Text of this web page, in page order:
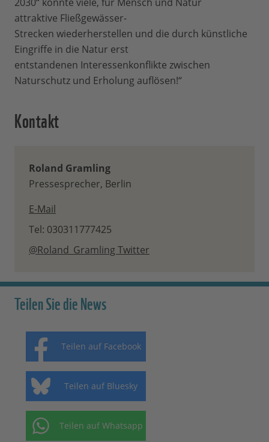
2030“ könnte viele, für Mensch und Natur
attraktive Fließgewässer-
Strecken wiederherstellen und die durch künstliche
Eingriffe in die Natur erst
entstandenen Interessenkonflikte zwischen
Naturschutz und Erholung auflösen!“
Kontakt
Roland Gramling
Pressesprecher, Berlin
E-Mail
Tel: 030311777425
@Roland_Gramling Twitter
Teilen Sie die News
Teilen auf Facebook
Teilen auf Bluesky
Teilen auf Whatsapp